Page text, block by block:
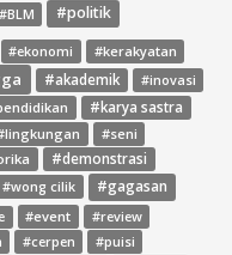
#BLM
#politik
#ekonomi #kerakyatan
#akademik #inovasi
#karya sastra
#seni
#demonstrasi
#wong cilik #gagasan
#event
#review
#cerpen
#puisi